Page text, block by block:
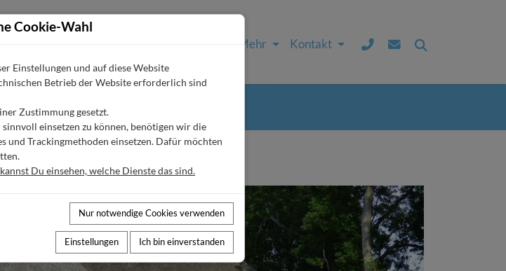
Service & Mehr Kontakt
GÄSTEBEWERTUNGEN
Cookie-Wahl
Einstellungen und auf diese Website
Betrieb der Website erforderlich sind
Zustimmung gesetzt.
einsetzen zu können, benötigen wir die
und Trackingmethoden einsetzen. Dafür möchten
Du einsehen, welche Dienste das sind.
Nur notwendige Cookies verwenden
Einstellungen Ich bin einverstanden